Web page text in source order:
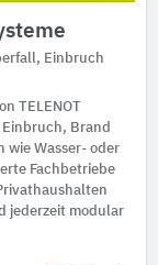
Einbruch
TELENOT
Brand
wie Wasser- oder
Fachbetriebe
jederzeit modular